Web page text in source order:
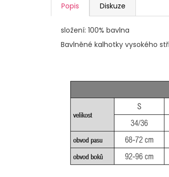
Popis Diskuze
složení: 100% bavlna
Bavlněné kalhotky vysokého